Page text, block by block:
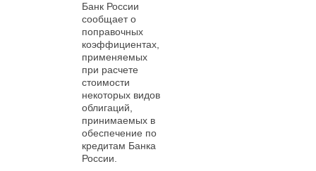
Банк России
сообщает о
поправочных
коэффициентах,
применяемых
при расчете
стоимости
некоторых видов
облигаций,
принимаемых в
обеспечение по
кредитам Банка
России.